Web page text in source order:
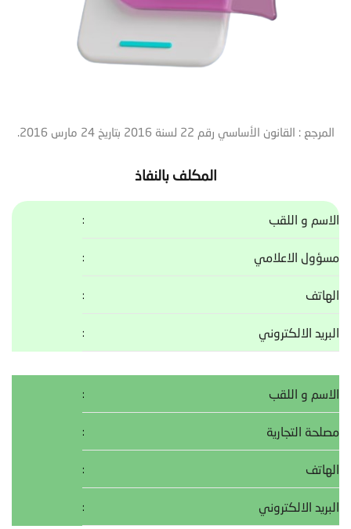
المرجع : القانون الأساسي رقم 22 لسنة 2016 بتاريخ 24 مارس 2016.
المكلف بالنفاذ
الاسم و اللقب
مسؤول الاعلامي
الهاتف
البريد الالكتروني
الاسم و اللقب
مصلحة التجارية
الهاتف
البريد الالكتروني